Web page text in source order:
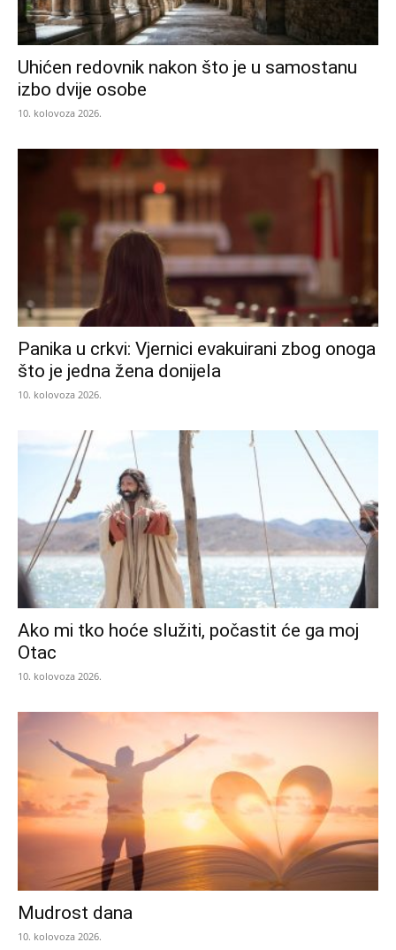
Uhićen redovnik nakon što je u samostanu
izbo dvije osobe
10. kolovoza 2026.
Panika u crkvi: Vjernici evakuirani zbog onoga
što je jedna žena donijela
10. kolovoza 2026.
Ako mi tko hoće služiti, počastit će ga moj
Otac
10. kolovoza 2026.
Mudrost dana
10. kolovoza 2026.